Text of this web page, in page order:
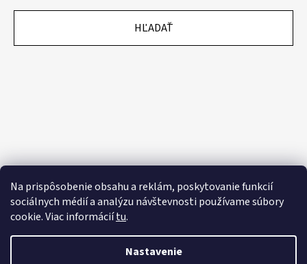
Na prispôsobenie obsahu a reklám, poskytovanie funkcií
sociálnych médií a analýzu návštevnosti používame súbory
cookie. Viac informáciítu.
Nastavenie
HĽADAŤ